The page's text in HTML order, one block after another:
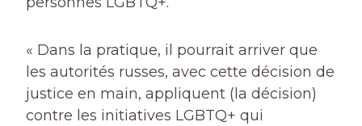
« Dans la pratique, il pourrait arriver que
les autorités russes, avec cette décision de
justice en main, appliquent (la décision)
contre les initiatives LGBTQ+ qui